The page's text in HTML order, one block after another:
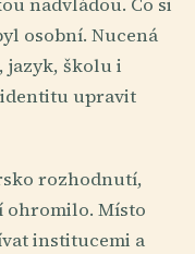
nadvládou. Co si
osobní. Nucená
jazyk, školu i
identitu upravit
rozhodnutí,
ohromilo. Místo
institucemi a